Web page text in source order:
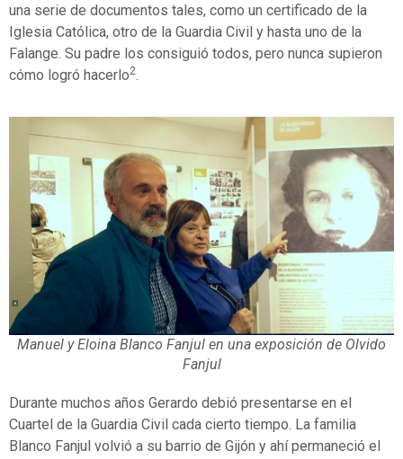
una serie de documentos tales, como un certificado de la
Iglesia Católica, otro de la Guardia Civil y hasta uno de la
Falange. Su padre los consiguió todos, pero nunca supieron
cómo logró hacerlo2.
Manuel y Eloina Blanco Fanjul en una exposición de Olvido
Fanjul
Durante muchos años Gerardo debió presentarse en el
Cuartel de la Guardia Civil cada cierto tiempo. La familia
Blanco Fanjul volvió a su barrio de Gijón y ahí permaneció el